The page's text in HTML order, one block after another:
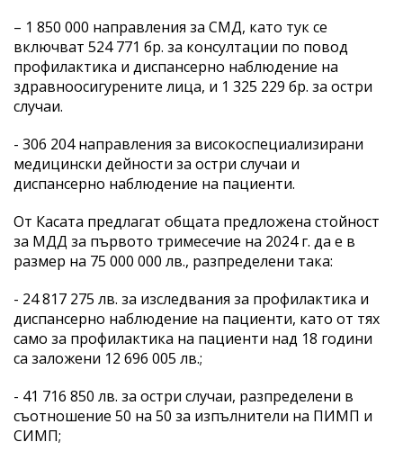
– 1 850 000 направления за СМД, като тук се
включват 524 771 бр. за консултации по повод
профилактика и диспансерно наблюдение на
здравноосигурените лица, и 1 325 229 бр. за остри
случаи.
- 306 204 направления за високоспециализирани
медицински дейности за остри случаи и
диспансерно наблюдение на пациенти.
От Касата предлагат общата предложена стойност
за МДД за първото тримесечие на 2024 г. да е в
размер на 75 000 000 лв., разпределени така:
- 24 817 275 лв. за изследвания за профилактика и
диспансерно наблюдение на пациенти, като от тях
само за профилактика на пациенти над 18 години
са заложени 12 696 005 лв.;
- 41 716 850 лв. за остри случаи, разпределени в
съотношение 50 на 50 за изпълнители на ПИМП и
СИМП;